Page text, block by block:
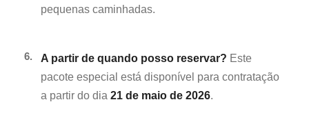
pequenas caminhadas.
6. A partir de quando posso reservar? Este
pacote especial está disponível para contratação
a partir do dia 21 de maio de 2026.